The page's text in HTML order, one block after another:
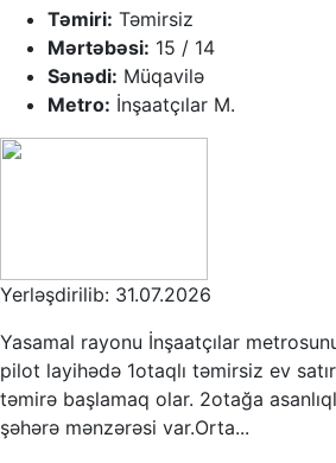
Təmiri: Təmirsiz
Mərtəbəsi: 15 / 14
Sənədi: Müqavilə
Metro: İnşaatçılar M.
Yerləşdirilib: 31.07.2026
Yasamal rayonu İnşaatçılar
pilot layihədə 1otaqlı təmirsiz ev
təmirə başlamaq olar. 2otağa
şəhərə mənzərəsi var.Orta...